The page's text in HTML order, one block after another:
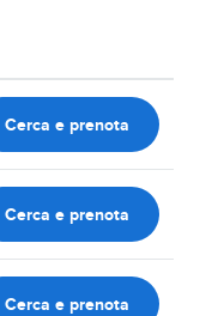
Cerca e prenota
Cerca e prenota
Cerca e prenota